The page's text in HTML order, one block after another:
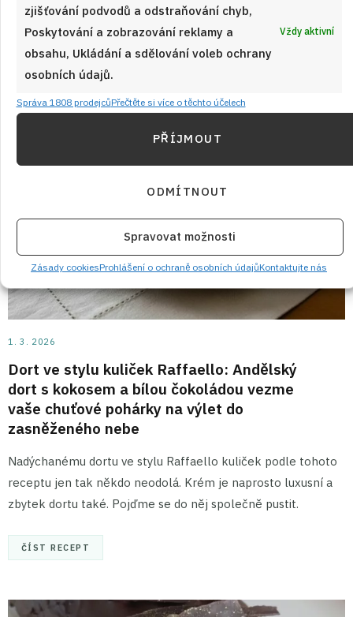
zjišťování podvodů a odstraňování chyb,
Poskytování a zobrazování reklamy a
obsahu, Ukládání a sdělování voleb ochrany
osobních údajů.
Vždy aktivní
Správa 1808 prodejcůPřečtěte si více o těchto účelech
PŘÍJMOUT
ODMÍTNOUT
Spravovat možnosti
Zásady cookiesProhlášení o ochraně osobních údajůKontaktujte nás
1. 3. 2026
Dort ve stylu kuliček Raffaello: Andělský
dort s kokosem a bílou čokoládou vezme
vaše chuťové pohárky na výlet do
zasněženého nebe
Nadýchanému dortu ve stylu Raffaello kuliček podle tohoto
receptu jen tak někdo neodolá. Krém je naprosto luxusní a
zbytek dortu také. Pojďme se do něj společně pustit.
ČÍST RECEPT